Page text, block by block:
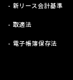
- 新リース会計基準
- 取適法
- 電子帳簿保存法